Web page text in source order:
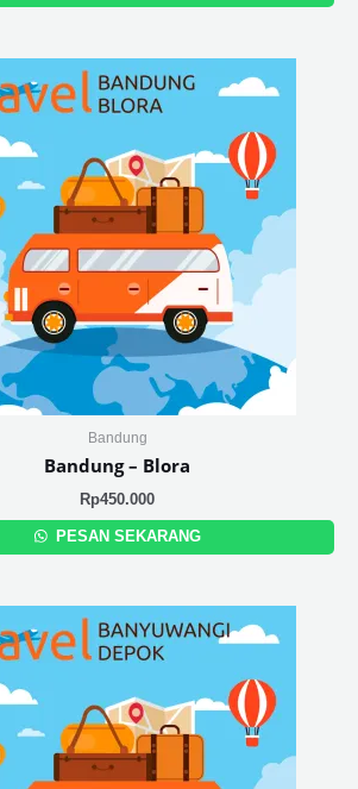
Bandung
Bandung – Blora
Rp450.000
PESAN SEKARANG